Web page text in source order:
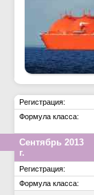
Регистрация:
Формула класса:
Сентябрь 2013
г.
Регистрация:
Формула класса: